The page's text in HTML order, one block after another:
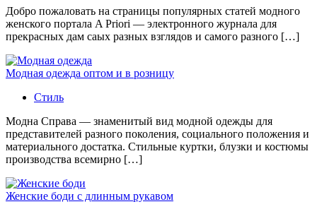
Добро пожаловать на страницы популярных статей модного
женского портала A Priori — электронного журнала для
прекрасных дам саых разных взглядов и самого разного […]
Модная одежда оптом и в розницу
Стиль
Модна Справа — знаменитый вид модной одежды для
представителей разного поколения, социального положения и
материального достатка. Стильные куртки, блузки и костюмы
производства всемирно […]
Женские боди с длинным рукавом